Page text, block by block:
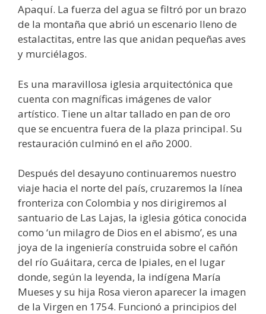
Apaquí. La fuerza del agua se filtró por un brazo
de la montaña que abrió un escenario lleno de
estalactitas, entre las que anidan pequeñas aves
y murciélagos.
Es una maravillosa iglesia arquitectónica que
cuenta con magníficas imágenes de valor
artístico. Tiene un altar tallado en pan de oro
que se encuentra fuera de la plaza principal. Su
restauración culminó en el año 2000.
Después del desayuno continuaremos nuestro
viaje hacia el norte del país, cruzaremos la línea
fronteriza con Colombia y nos dirigiremos al
santuario de Las Lajas, la iglesia gótica conocida
como ‘un milagro de Dios en el abismo’, es una
joya de la ingeniería construida sobre el cañón
del río Guáitara, cerca de Ipiales, en el lugar
donde, según la leyenda, la indígena María
Mueses y su hija Rosa vieron aparecer la imagen
de la Virgen en 1754. Funcionó a principios del